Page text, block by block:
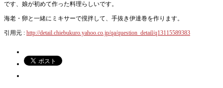
です、娘が初めて作った料理らしいです。
海老・卵と一緒にミキサーで撹拌して、手抜き伊達巻を作ります。
引用元 : http://detail.chiebukuro.yahoo.co.jp/qa/question_detail/q13115589383